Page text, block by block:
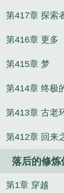
第417章 探索
第416章 更多
第415章 梦
第414章 终极
第413章 古老
第412章 回来
落后的修炼
第1章 穿越